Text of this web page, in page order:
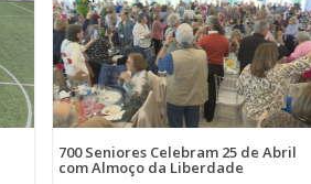
700 Seniores Celebram 25 de Abril
com Almoço da Liberdade